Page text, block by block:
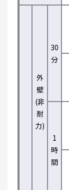
外
壁
(非
耐
力)
30
分
1
時
間